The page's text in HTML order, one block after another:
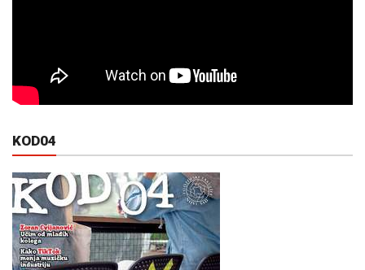
KOD04